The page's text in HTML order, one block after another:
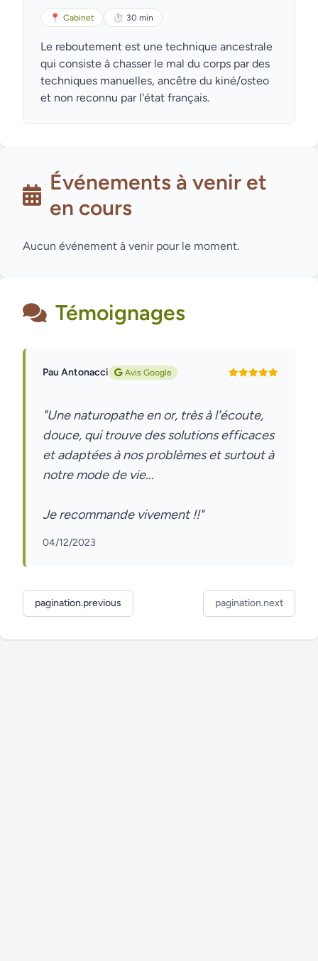
📍 Cabinet ⏱ 30 min
Le reboutement est une technique ancestrale
qui consiste à chasser le mal du corps par des
techniques manuelles, ancêtre du kiné/osteo
et non reconnu par l'état français.
Événements à venir et
en cours
Aucun événement à venir pour le moment.
Témoignages
Pau Antonacci Avis Google
"Une naturopathe en or, très à l'écoute,
douce, qui trouve des solutions efficaces
et adaptées à nos problèmes et surtout à
notre mode de vie...
04/12/2023
pagination.previous pagination.next